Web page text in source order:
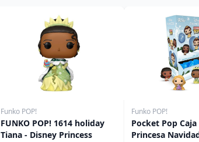
Funko POP!
FUNKO POP! 1614 holiday
Tiana - Disney Princess
Funko POP!
Pocket Pop
Princesa